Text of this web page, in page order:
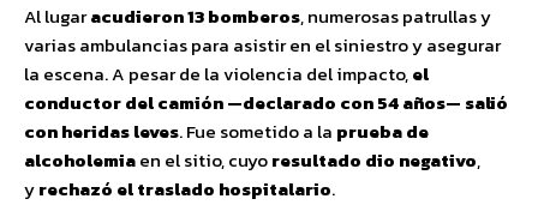
Al lugaracudieron 13 bomberos, numerosas patrullas y
varias ambulancias para asistir en el siniestro y asegurar
la escena. A pesar de la violencia del impacto,el
conductor del camión —declarado con 54 años— salió
con heridas leves. Fue sometido a la prueba de
alcoholemiaen el sitio, cuyoresultado dio negativo,
yrechazó el traslado hospitalario.